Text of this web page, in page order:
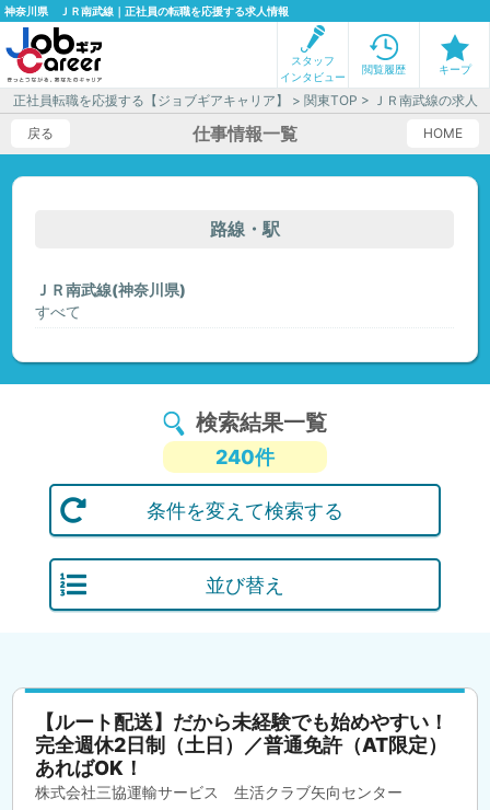
神奈川県 ＪＲ南武線｜正社員の転職を応援する求人情報
スタッフ
インタビュー
閲覧履歴 キープ
正社員転職を応援する【ジョブギアキャリア】 >関東TOP > ＪＲ南武線の求人
戻る
HOME
仕事情報一覧
路線・駅
ＪＲ南武線(神奈川県)
すべて
検索結果一覧
240件
条件を変えて検索する
並び替え
【ルート配送】だから未経験でも始めやすい！
完全週休2日制（土日）／普通免許（AT限定）
あればOK！
株式会社三協運輸サービス 生活クラブ矢向センター